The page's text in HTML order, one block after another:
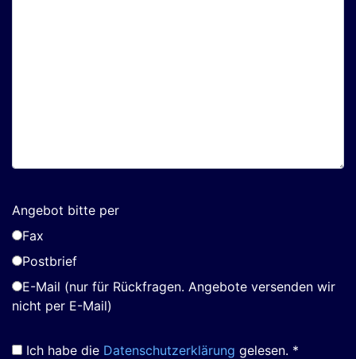
Angebot bitte per
Fax
Postbrief
E-Mail (nur für Rückfragen. Angebote versenden wir
nicht per E-Mail)
Ich habe die Datenschutzerklärung gelesen. *